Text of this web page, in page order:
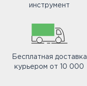
инструмент
Бесплатная доставка
курьером от 10 000